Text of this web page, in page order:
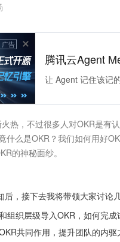
广告
腾讯云Agent
让 Agent 记住该记
什么是OKR？我们如何用好
的神秘面纱。
，接下去我将带领大家讨论
组织层级导入OKR，如何完成
共同作用，提升团队的内驱